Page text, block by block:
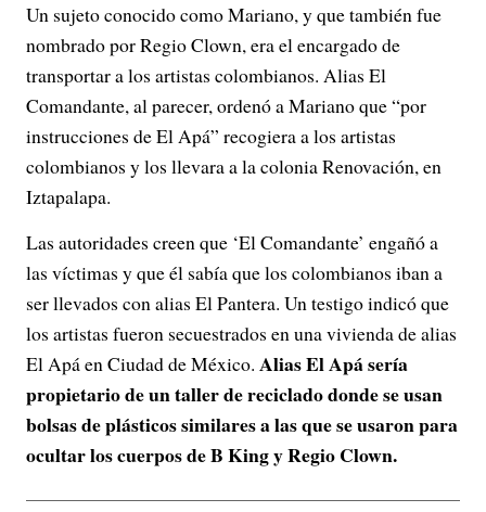
Un sujeto conocido como Mariano, y que también fue
nombrado por Regio Clown, era el encargado de
transportar a los artistas colombianos. Alias El
Comandante, al parecer, ordenó a Mariano que “por
instrucciones de El Apá” recogiera a los artistas
colombianos y los llevara a la colonia Renovación, en
Iztapalapa.
Las autoridades creen que ‘El Comandante’ engañó a
las víctimas y que él sabía que los colombianos iban a
ser llevados con alias El Pantera. Un testigo indicó que
los artistas fueron secuestrados en una vivienda de alias
El Apá en Ciudad de México. Alias El Apá sería
propietario de un taller de reciclado donde se usan
bolsas de plásticos similares a las que se usaron para
ocultar los cuerpos de B King y Regio Clown.